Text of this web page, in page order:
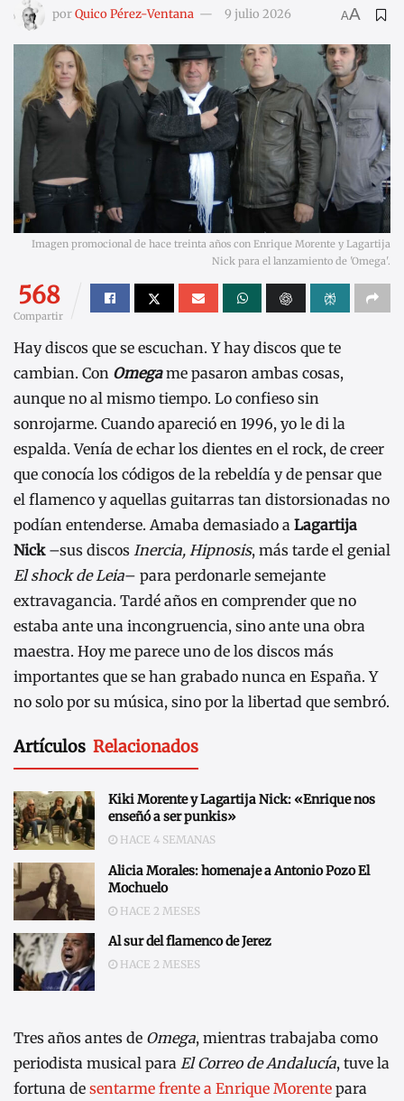
porQuico Pérez-Ventana 9 julio 2026 AA
Imagen promocional de hace treinta años con Enrique Morente y Lagartija
Nick para el lanzamiento de 'Omega'.
568
Compartir
Hay discos que se escuchan. Y hay discos que te
cambian. Con Omegame pasaron ambas cosas,
aunque no al mismo tiempo. Lo confieso sin
sonrojarme. Cuando apareció en 1996, yo le di la
espalda. Venía de echar los dientes en el rock, de creer
que conocía los códigos de la rebeldía y de pensar que
el flamenco y aquellas guitarras tan distorsionadas no
podían entenderse. Amaba demasiado a Lagartija
Nick–sus discos Inercia, Hipnosis, más tarde el genial
El shock de Leia– para perdonarle semejante
extravagancia. Tardé años en comprender que no
estaba ante una incongruencia, sino ante una obra
maestra. Hoy me parece uno de los discos más
importantes que se han grabado nunca en España. Y
no solo por su música, sino por la libertad que sembró.
Artículos Relacionados
Kiki Morente y Lagartija Nick: «Enrique nos
enseñó a ser punkis»
HACE 4 SEMANAS
Alicia Morales: homenaje a Antonio Pozo El
Mochuelo
HACE 2 MESES
Al sur del flamenco de Jerez
HACE 2 MESES
Tres años antes de Omega, mientras trabajaba como
periodista musical para El Correo de Andalucía, tuve la
fortuna de sentarme frente a Enrique Morente para